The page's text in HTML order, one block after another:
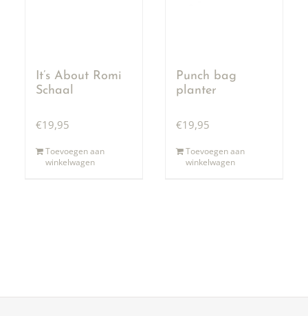
It’s About Romi
Schaal
€19,95
Toevoegen aan
winkelwagen
Punch bag
planter
€19,95
Toevoegen aan
winkelwagen